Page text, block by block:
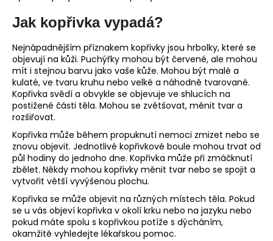
Jak kopřivka vypadá?
Nejnápadnějším příznakem kopřivky jsou hrbolky, které se
objevují na kůži. Puchýřky mohou být červené, ale mohou
mít i stejnou barvu jako vaše kůže. Mohou být malé a
kulaté, ve tvaru kruhu nebo velké a náhodně tvarované.
Kopřivka svědí a obvykle se objevuje ve shlucích na
postižené části těla. Mohou se zvětšovat, měnit tvar a
rozšiřovat.
Kopřivka může během propuknutí nemoci zmizet nebo se
znovu objevit. Jednotlivé kopřivkové boule mohou trvat od
půl hodiny do jednoho dne. Kopřivka může při zmáčknutí
zbělet. Někdy mohou kopřivky měnit tvar nebo se spojit a
vytvořit větší vyvýšenou plochu.
Kopřivka se může objevit na různých místech těla. Pokud
se u vás objeví kopřivka v okolí krku nebo na jazyku nebo
pokud máte spolu s kopřivkou potíže s dýcháním,
okamžitě vyhledejte lékařskou pomoc.